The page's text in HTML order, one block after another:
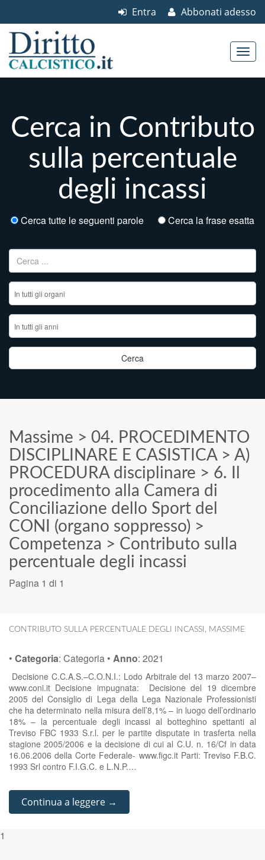
Abbonati adesso
Entra
Cerca in Contributo
sulla percentuale
degli incassi
Cerca tutte le seguenti parole Cerca la frase esatta
Ricerca per:
Massime > 04. PROCEDIMENTO
DISCIPLINARE E CASISTICA> A)
PROCEDURA disciplinare > 6. Il
procedimento alla Camera di
Conciliazione dello Sport del
CONI (organo soppresso) >
Competenza > Contributo sulla
percentuale degli incassi
Pagina 1 di 1
CONTRIBUTO SULLA PERCENTUALE DEGLI INCASSI , MASSIME
• Categoria: Categoria • Anno: 2021
Decisione C.C.A.S.–C.O.N.I.: Lodo Arbitrale del 13 marzo 2007–
www.coni.it Decisione impugnata: Decisione del 19 dicembre
2005 del Consiglio di Lega della Lega Nazionale Professionisti
che ha determinato nella misura dell’8,1% – in luogo dell’ordinario
18% – la percentuale degli incassi al botteghino spettanti al
Treviso FBC 1933 S.r.l. per le partite disputate in trasferta nella
stagione 2005/2006 e la decisione di cui al C.U. n. 16/Cf in data
16.06.2006 della Corte Federale- www.figc.it Parti: Treviso F.B.C.
1993 Srl contro F.I.G.C. e L.N.P.…
Continua a leggere →
1